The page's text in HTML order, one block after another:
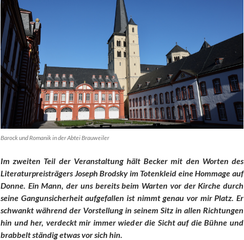
Barock und Romanik in der Abtei Brauweiler
Im zweiten Teil der Veranstaltung hält Becker mit den Worten des
Literaturpreisträgers Joseph Brodsky im Totenkleid eine Hommage auf
Donne. Ein Mann, der uns bereits beim Warten vor der Kirche durch
seine Gangunsicherheit aufgefallen ist nimmt genau vor mir Platz. Er
schwankt während der Vorstellung in seinem Sitz in allen Richtungen
hin und her, verdeckt mir immer wieder die Sicht auf die Bühne und
brabbelt ständig etwas vor sich hin.